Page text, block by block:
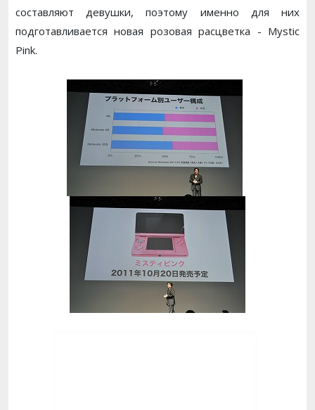
составляют девушки, поэтому именно для них
подготавливается новая розовая расцветка - Mystic
Pink.